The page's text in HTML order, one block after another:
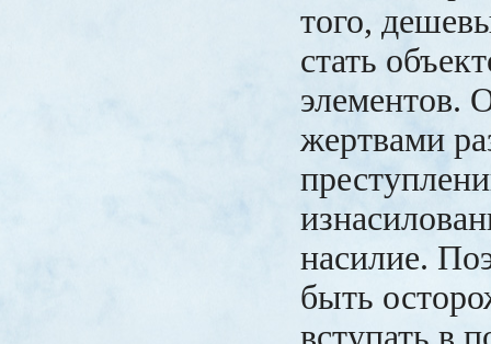
того,
стать
элементов.
жертвами
насилие.
быть